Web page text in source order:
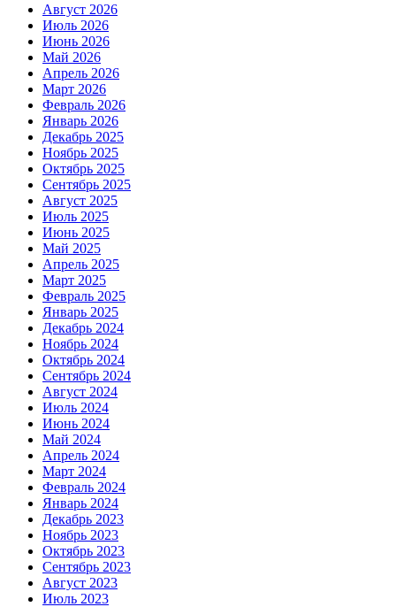
Август 2026
Июль 2026
Июнь 2026
Май 2026
Апрель 2026
Март 2026
Февраль 2026
Январь 2026
Декабрь 2025
Ноябрь 2025
Октябрь 2025
Сентябрь 2025
Август 2025
Июль 2025
Июнь 2025
Май 2025
Апрель 2025
Март 2025
Февраль 2025
Январь 2025
Декабрь 2024
Ноябрь 2024
Октябрь 2024
Сентябрь 2024
Август 2024
Июль 2024
Июнь 2024
Май 2024
Апрель 2024
Март 2024
Февраль 2024
Январь 2024
Декабрь 2023
Ноябрь 2023
Октябрь 2023
Сентябрь 2023
Август 2023
Июль 2023